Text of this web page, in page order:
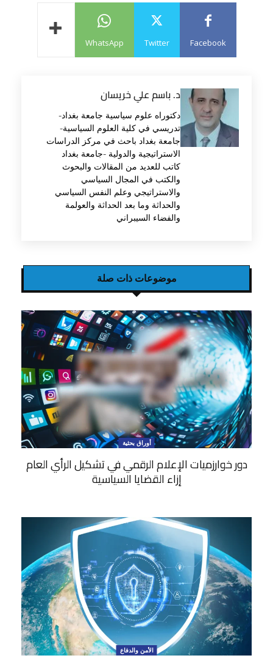
Facebook
Twitter
WhatsApp
د. باسم علي خريسان
دكتوراه علوم سياسية جامعة بغداد-
تدريسي في كلية العلوم السياسية-
جامعة بغداد باحث في مركز الدراسات
الاستراتيجية والدولية -جامعة بغداد
كاتب للعديد من المقالات والبحوث
والكتب في المجال السياسي
والاستراتيجي وعلم النفس السياسي
والحداثة وما بعد الحداثة والعولمة
والفضاء السيبراني
موضوعات ذات صلة
أوراق بحثية
دور خوارزميات الإعلام الرقمي في تشكيل الرأي العام
إزاء القضايا السياسية
الأمن والدفاع